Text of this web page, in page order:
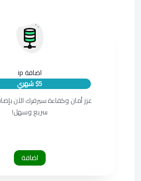
اضافة ip
$5 شهري
سريع وسهل!
اضافة